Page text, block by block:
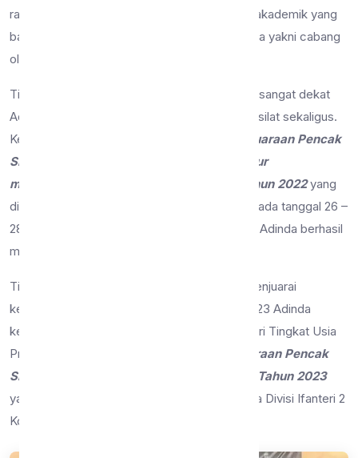
ramah dan sopan. Adinda selain memiliki nilai akademik yang
bagus, juga memiliki hobi lain dibidang olahraga yakni cabang
olahraga pencak silat.
Tidak tanggung-tanggung, dalam waktu yang sangat dekat
Adinda mampu menjuarai 2 kejuaraan pencak silat sekaligus.
Kejuaraan yang diikuti oleh Adinda adalah
Kejuaraan Pencak
Silat Nur Harias antar pelajar se-Jawa Timur
memperebutkan Piala Bupati Jombang Tahun 2022yang
diselenggarakan di GOR Merdeka Jombang pada tanggal 26 –
28 Desember 2022. Pada kejuaraan tersebut, Adinda berhasil
meraih juara 1 Kelas C Remaja Putri.
Tidak butuh waktu yang lama untuk Adinda menjuarai
kejuaraan lain, pada tanggal 21 – 22 Januari 2023 Adinda
kembali menyabet juara 1 Tanding Kelas G Putri Tingkat Usia
Pra Remaja. Kejuaraan tersebut adalah
Kejuaraan Pencak
Silat IPSI Malang National Championship II Tahun 2023
yang diselenggarakan di GOR Vira Cakti Yudha Divisi Ifanteri 2
Kostrad.